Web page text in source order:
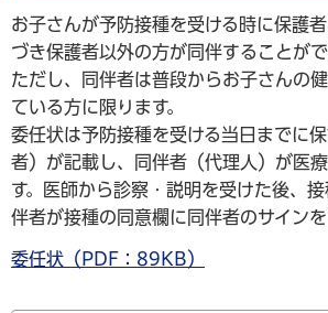
お子さんが予防接種を受ける時に保護
づき保護者以外の方が同伴することがで
ただし、同伴者は普段からお子さんの
ている方に限ります。
委任状は予防接種を受ける当日までに
者）が記載し、同伴者（代理人）が医
す。医師から診察・説明を受けた後、
伴者が接種の同意欄に同伴者のサインを
委任状（PDF：89KB）